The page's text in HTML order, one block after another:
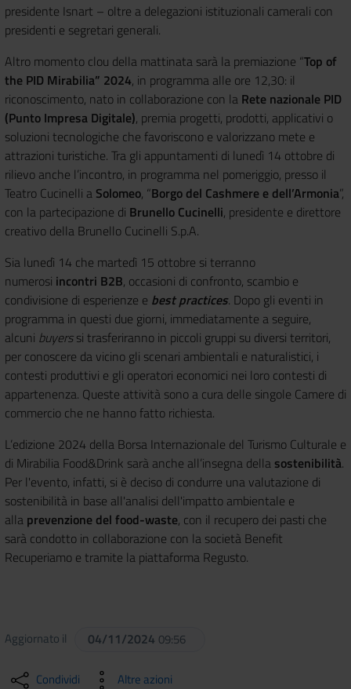
presidente Isnart – oltre a delegazioni istituzionali camerali con
presidenti e segretari generali.
Altro momento clou della mattinata sarà la premiazione “Top of
the PID Mirabilia” 2024, in programma alle ore 12,30: il
riconoscimento, nato in collaborazione con la Rete nazionale PID
(Punto Impresa Digitale), premia progetti, prodotti, applicativi o
soluzioni tecnologiche che favoriscono e valorizzano mete e
attrazioni turistiche. Tra gli appuntamenti di lunedì 14 ottobre di
rilievo anche l’incontro, in programma nel pomeriggio, presso il
Teatro Cucinelli a Solomeo, “Borgo del Cashmere e dell’Armonia”,
con la partecipazione di Brunello Cucinelli, presidente e direttore
creativo della Brunello Cucinelli S.p.A.
Sia lunedì 14 che martedì 15 ottobre si terranno
numerosi incontri B2B, occasioni di confronto, scambio e
condivisione di esperienze e best practices. Dopo gli eventi in
programma in questi due giorni, immediatamente a seguire,
alcuni buyerssi trasferiranno in piccoli gruppi su diversi territori,
per conoscere da vicino gli scenari ambientali e naturalistici, i
contesti produttivi e gli operatori economici nei loro contesti di
appartenenza. Queste attività sono a cura delle singole Camere di
commercio che ne hanno fatto richiesta.
L’edizione 2024 della Borsa Internazionale del Turismo Culturale e
di Mirabilia Food&Drink sarà anche all’insegna della sostenibilità.
Per l'evento, infatti, si è deciso di condurre una valutazione di
sostenibilità in base all'analisi dell'impatto ambientale e
alla prevenzione del food-waste, con il recupero dei pasti che
sarà condotto in collaborazione con la società Benefit
Recuperiamo e tramite la piattaforma Regusto.
Aggiornato il 04/11/2024 09:56
Condividi Altre azioni